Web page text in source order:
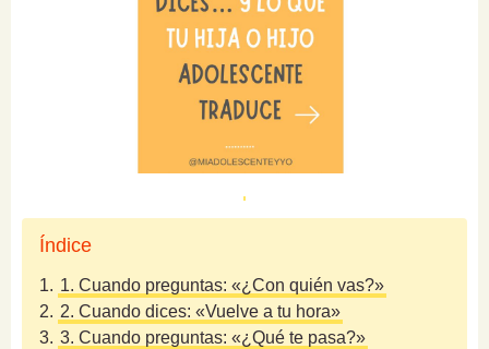
Índice
1. 1. Cuando preguntas: «¿Con quién vas?»
2. 2. Cuando dices: «Vuelve a tu hora»
3. 3. Cuando preguntas: «¿Qué te pasa?»